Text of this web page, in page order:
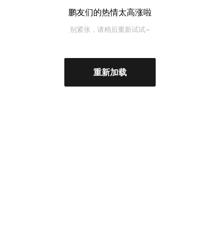
鹏友们的热情太高涨啦
别紧张，请稍后重新试试~
重新加载